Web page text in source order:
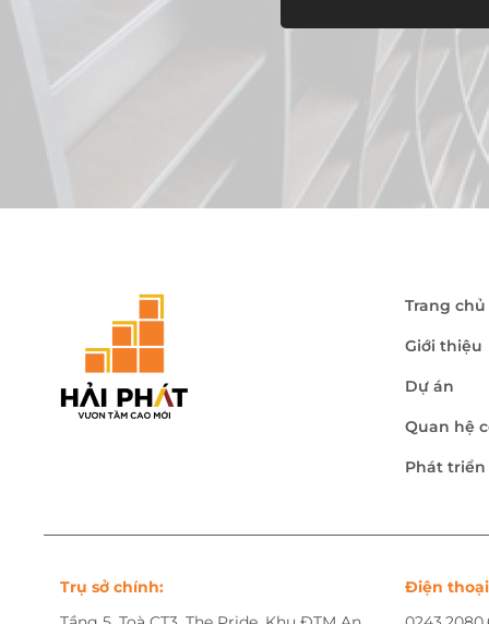
Trang chủ
Giới thiệu
Dự án
Quan hệ
Phát
Trụ sở chính:
Điện